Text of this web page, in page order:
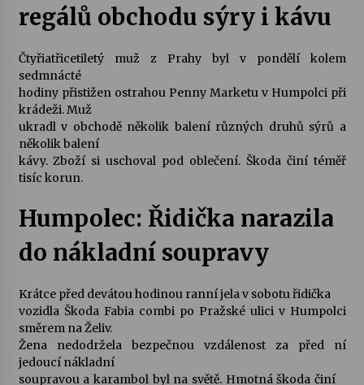
13. 7. 2026
Varhanní recitál Michala Novenka v Klášteře
3. 7. 2026
Petr Adamec – Malovaný svět
regálů obchodu sýry i kávu
Čtyřiatřicetiletý muž z Prahy byl v pondělí kolem
sedmnácté
hodiny přistižen ostrahou Penny Marketu v Humpolci při
krádeži. Muž
ukradl v obchodě několik balení různých druhů sýrů a
několik balení
kávy. Zboží si uschoval pod oblečení. Škoda činí téměř
tisíc korun.
Humpolec: Řidička narazila
do nákladní soupravy
Krátce před devátou hodinou ranní jela v sobotu řidička
vozidla Škoda Fabia combi po Pražské ulici v Humpolci
směrem na Želiv.
Žena nedodržela bezpečnou vzdálenost za před ní
jedoucí nákladní
soupravou a karambol byl na světě. Hmotná škoda činí